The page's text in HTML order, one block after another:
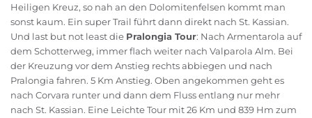
Heiligen Kreuz, so nah an den Dolomitenfelsen kommt man
sonst kaum. Ein super Trail führt dann direkt nach St. Kassian.
Und last but not least die Pralongia Tour: Nach Armentarola auf
dem Schotterweg, immer flach weiter nach Valparola Alm. Bei
der Kreuzung vor dem Anstieg rechts abbiegen und nach
Pralongia fahren. 5 Km Anstieg. Oben angekommen geht es
nach Corvara runter und dann dem Fluss entlang nur mehr
nach St. Kassian. Eine Leichte Tour mit 26 Km und 839 Hm zum